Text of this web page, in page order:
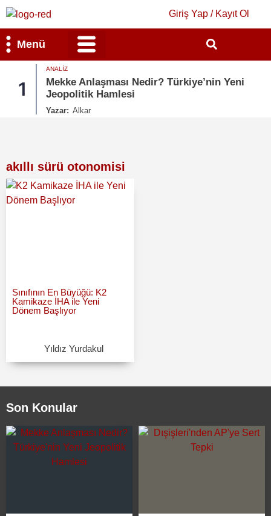
Giriş Yap / Kayıt Ol
Menü
1
ANALIZ
Mekke Anlaşması Nedir? Türkiye’nin Yeni
Jeopolitik Hamlesi
Yazar: Alkar
akıllı sürü otonomisi
Sınıfının En Büyüğü: K2
Kamikaze İHA ile Yeni
Dönem Başlıyor
Yıldız Yurdakul
Son Konular